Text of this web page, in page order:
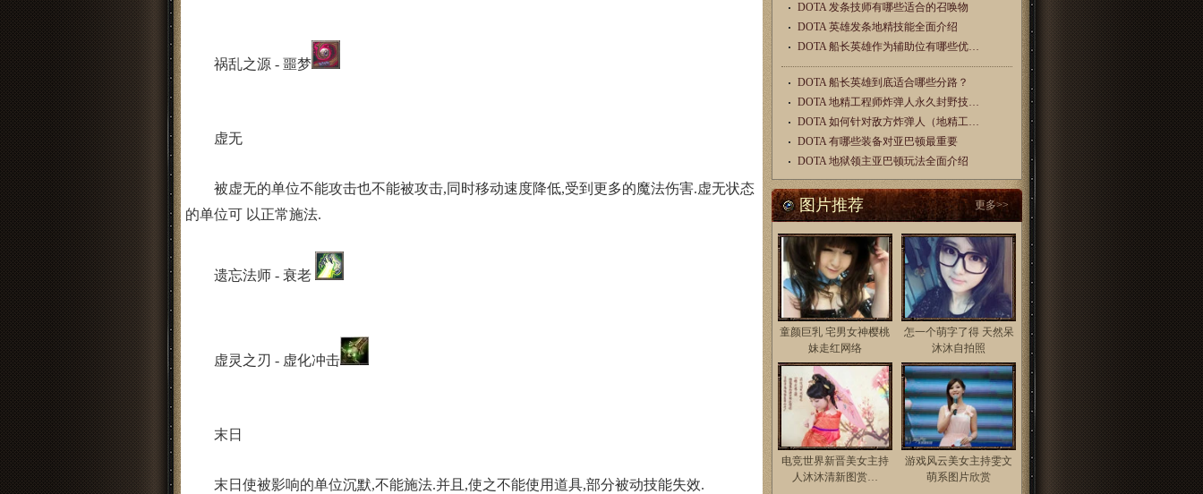
祸乱之源 - 噩梦
虚无
被虚无的单位不能攻击也不能被攻击,同时移动速度降低,受到更多的魔法伤害.虚无状态
的单位可 以正常施法.
遗忘法师 - 衰老
虚灵之刃 - 虚化冲击
末日
末日使被影响的单位沉默,不能施法.并且,使之不能使用道具,部分被动技能失效.
DOTA 发条技师有哪些适合的召唤物
DOTA 英雄发条地精技能全面介绍
DOTA 船长英雄作为辅助位有哪些优…
DOTA 船长英雄到底适合哪些分路？
DOTA 地精工程师炸弹人永久封野技…
DOTA 如何针对敌方炸弹人（地精工…
DOTA 有哪些装备对亚巴顿最重要
DOTA 地狱领主亚巴顿玩法全面介绍
图片推荐 更多>>
童颜巨乳 宅男女神樱桃
妹走红网络
怎一个萌字了得 天然呆
沐沐自拍照
电竞世界新晋美女主持
人沐沐清新图赏…
游戏风云美女主持雯文
萌系图片欣赏